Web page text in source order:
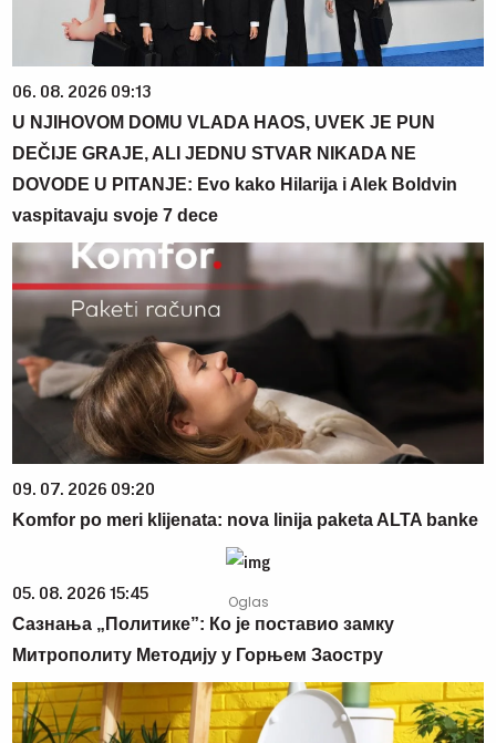
06. 08. 2026 09:13
U NJIHOVOM DOMU VLADA HAOS, UVEK JE PUN
DEČIJE GRAJE, ALI JEDNU STVAR NIKADA NE
DOVODE U PITANJE: Evo kako Hilarija i Alek Boldvin
vaspitavaju svoje 7 dece
09. 07. 2026 09:20
Komfor po meri klijenata: nova linija paketa ALTA banke
05. 08. 2026 15:45
Сазнања „Политике”: Ко је поставио замку
Митрополиту Методију у Горњем Заостру